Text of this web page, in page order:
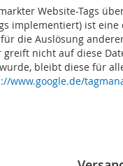
Website-Tags
implementiert) ist
die Auslösung
greift nicht auf diese
bleibt diese für
www.google.de/